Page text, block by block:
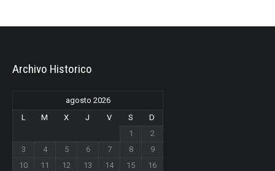
Archivo Historico
agosto 2026
L
M X J V S
D
1
2
3
4 5 6 7 8
9
10
11 12 13 14 15
16